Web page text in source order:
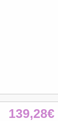
139,28€